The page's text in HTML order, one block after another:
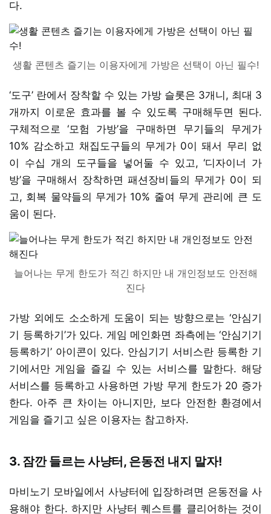
다.
생활 콘텐츠 즐기는 이용자에게 가방은 선택이 아닌 필수!
‘도구’ 란에서 장착할 수 있는 가방 슬롯은 3개니, 최대 3
개까지 이로운 효과를 볼 수 있도록 구매해두면 된다.
구체적으로 ‘모험 가방’을 구매하면 무기들의 무게가
10% 감소하고 채집도구들의 무게가 0이 돼서 무리 없
이 수십 개의 도구들을 넣어둘 수 있고, ‘디자이너 가
방’을 구매해서 장착하면 패션장비들의 무게가 0이 되
고, 회복 물약들의 무게가 10% 줄여 무게 관리에 큰 도
움이 된다.
늘어나는 무게 한도가 적긴 하지만 내 개인정보도 안전해
진다
가방 외에도 소소하게 도움이 되는 방향으로는 ‘안심기
기 등록하기’가 있다. 게임 메인화면 좌측에는 ‘안심기기
등록하기’ 아이콘이 있다. 안심기기 서비스란 등록한 기
기에서만 게임을 즐길 수 있는 서비스를 말한다. 해당
서비스를 등록하고 사용하면 가방 무게 한도가 20 증가
한다. 아주 큰 차이는 아니지만, 보다 안전한 환경에서
게임을 즐기고 싶은 이용자는 참고하자.
3. 잠깐 들르는 사냥터, 은동전 내지 말자!
마비노기 모바일에서 사냥터에 입장하려면 은동전을 사
용해야 한다. 하지만 사냥터 퀘스트를 클리어하는 것이